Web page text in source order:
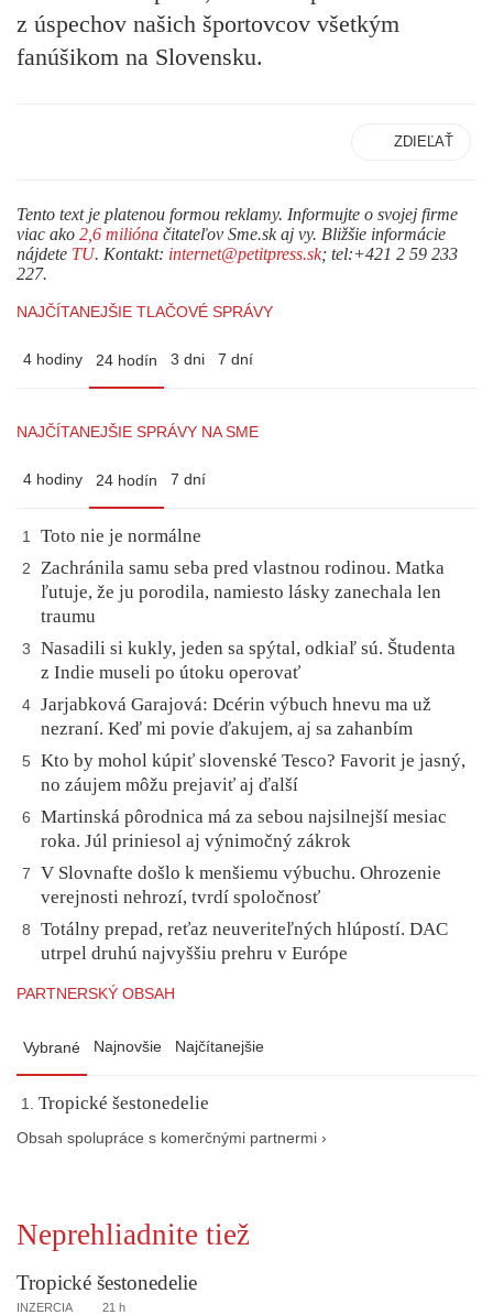
z úspechov našich športovcov všetkým
fanúšikom na Slovensku.
ZDIEĽAŤ
Tento text je platenou formou reklamy. Informujte o svojej firme
viac ako 2,6 milióna čitateľov Sme.sk aj vy. Bližšie informácie
nájdete TU. Kontakt: internet@petitpress.sk; tel:+421 2 59 233
227.
NAJČÍTANEJŠIE TLAČOVÉ SPRÁVY
4 hodiny 24 hodín 3 dni 7 dní
NAJČÍTANEJŠIE SPRÁVY NA SME
4 hodiny 24 hodín 7 dní
1 Toto nie je normálne
2
Zachránila samu seba pred vlastnou rodinou. Matka
ľutuje, že ju porodila, namiesto lásky zanechala len
traumu
3
Nasadili si kukly, jeden sa spýtal, odkiaľ sú. Študenta
z Indie museli po útoku operovať
4 Jarjabková Garajová: Dcérin výbuch hnevu ma už
nezraní. Keď mi povie ďakujem, aj sa zahanbím
5
Kto by mohol kúpiť slovenské Tesco? Favorit je jasný,
no záujem môžu prejaviť aj ďalší
6
Martinská pôrodnica má za sebou najsilnejší mesiac
roka. Júl priniesol aj výnimočný zákrok
7
V Slovnafte došlo k menšiemu výbuchu. Ohrozenie
verejnosti nehrozí, tvrdí spoločnosť
8
Totálny prepad, reťaz neuveriteľných hlúpostí. DAC
utrpel druhú najvyššiu prehru v Európe
PARTNERSKÝ OBSAH
Vybrané Najnovšie Najčítanejšie
Tropické šestonedelie
Obsah spolupráce s komerčnými partnermi ›
Neprehliadnite tiež
Tropické šestonedelie
INZERCIA 21 h